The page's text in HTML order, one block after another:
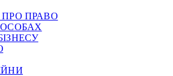
ПРО ПРАВО